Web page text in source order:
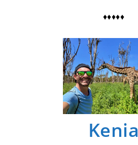
♦♦♦♦♦
Kenia